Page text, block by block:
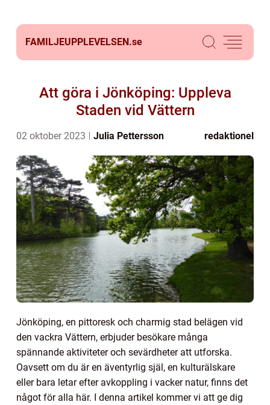
FAMILJEUPPLEVELSEN.se
Att göra i Jönköping: Uppleva
Staden vid Vättern
02 oktober 2023 Julia Pettersson redaktionel
Jönköping, en pittoresk och charmig stad belägen vid
den vackra Vättern, erbjuder besökare många
spännande aktiviteter och sevärdheter att utforska.
Oavsett om du är en äventyrlig själ, en kulturälskare
eller bara letar efter avkoppling i vacker natur, finns det
något för alla här. I denna artikel kommer vi att ge dig